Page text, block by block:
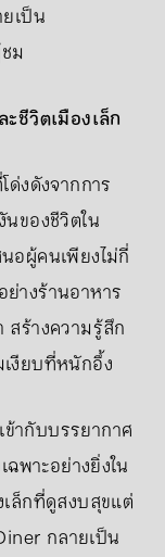
เป็น
ม
ชีวิตเมืองเล็ก
งดังจากการ
ของชีวิตใน
อผู้คนเพียงไม่กี่
างร้านอาหาร
ร้างความรู้สึก
งียบที่หนักอึ้ง
ากับบรรยากาศ
พาะอย่างยิ่งใน
เล็กที่ดูสงบสุขแต่
กลายเป็น